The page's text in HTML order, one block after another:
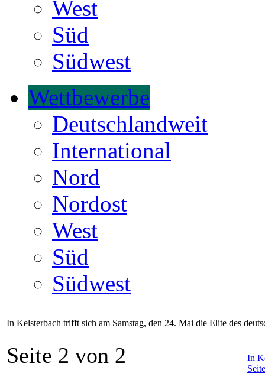
West
Süd
Südwest
Wettbewerbe
Deutschlandweit
International
Nord
Nordost
West
Süd
Südwest
In Kelsterbach trifft sich am Samstag, den 24. Mai die Elite des
In
Seite 2 von 2